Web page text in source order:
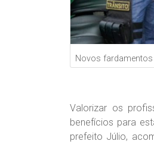
Novos
Valorizar os
benefícios para
prefeito Júlio,